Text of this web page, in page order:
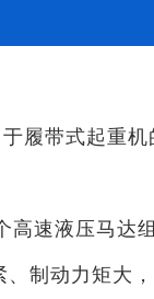
履带式起重
高速液压马达
制动力矩大